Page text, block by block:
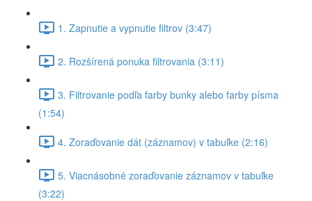
1. Zapnutie a vypnutie filtrov (3:47)
2. Rozšírená ponuka filtrovania (3:11)
3. Filtrovanie podľa farby bunky alebo farby písma
(1:54)
4. Zoraďovanie dát (záznamov) v tabuľke (2:16)
5. Viacnásobné zoraďovanie záznamov v tabuľke
(3:22)